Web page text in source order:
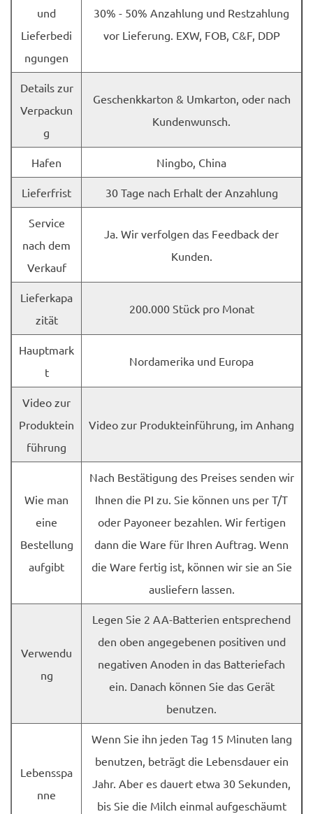
und
Lieferbedi
ngungen
30% - 50% Anzahlung und Restzahlung
vor Lieferung. EXW, FOB, C&F, DDP
Details zur
Verpackun
g
Geschenkkarton & Umkarton, oder nach
Kundenwunsch.
Hafen Ningbo, China
Lieferfrist 30 Tage nach Erhalt der Anzahlung
Service
nach dem
Verkauf
Ja. Wir verfolgen das Feedback der
Kunden.
Lieferkapa
zität
200.000 Stück pro Monat
Hauptmark
t
Nordamerika und Europa
Video zur
Produktein
führung
Video zur Produkteinführung, im Anhang
Wie man
eine
Bestellung
aufgibt
Nach Bestätigung des Preises senden wir
Ihnen die PI zu. Sie können uns per T/T
oder Payoneer bezahlen. Wir fertigen
dann die Ware für Ihren Auftrag. Wenn
die Ware fertig ist, können wir sie an Sie
ausliefern lassen.
Verwendu
ng
Legen Sie 2 AA-Batterien entsprechend
den oben angegebenen positiven und
negativen Anoden in das Batteriefach
ein. Danach können Sie das Gerät
benutzen.
Lebensspa
nne
Wenn Sie ihn jeden Tag 15 Minuten lang
benutzen, beträgt die Lebensdauer ein
Jahr. Aber es dauert etwa 30 Sekunden,
bis Sie die Milch einmal aufgeschäumt